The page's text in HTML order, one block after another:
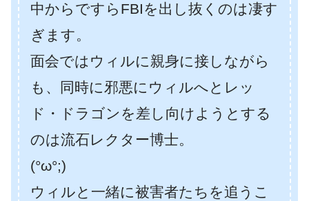
中からですらFBIを出し抜くのは凄す
ぎます。
面会ではウィルに親身に接しながら
も、同時に邪悪にウィルへとレッ
ド・ドラゴンを差し向けようとする
のは流石レクター博士。
(°ω°;)
ウィルと一緒に被害者たちを追うこ